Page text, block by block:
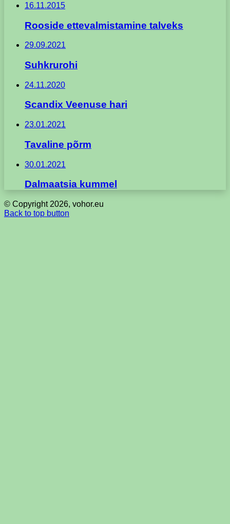
16.11.2015
Rooside ettevalmistamine talveks
29.09.2021
Suhkrurohi
24.11.2020
Scandix Veenuse hari
23.01.2021
Tavaline põrm
30.01.2021
Dalmaatsia kummel
© Copyright 2026, vohor.eu
Back to top button